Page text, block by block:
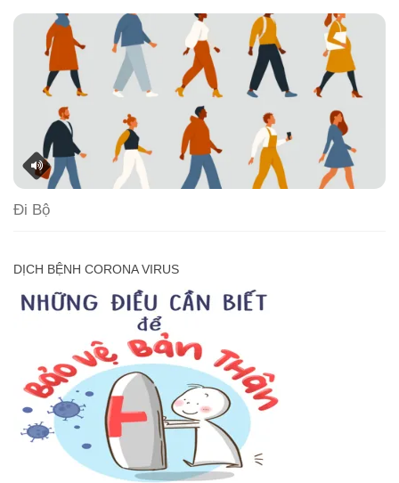
Đi Bộ
DỊCH BỆNH CORONA VIRUS